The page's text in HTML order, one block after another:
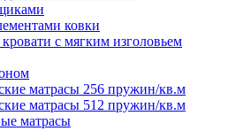
ковки
с мягким изголовьем
матрасы 256 пружин/кв.м
матрасы 512 пружин/кв.м
матрасы